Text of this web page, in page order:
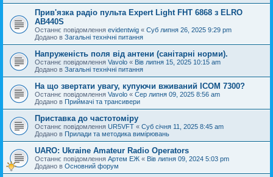
Прив'язка радіо пульта Expert Light FHT 6868 з ELRO
AB440S
Останнє повідомлення evidentwig « Суб липня 26, 2025 9:29 pm
Додано в Загальні технічні питання
Напруженість поля від антени (санітарні норми).
Останнє повідомлення Vavolo « Вів липня 15, 2025 10:15 am
Додано в Загальні технічні питання
На що звертати увагу, купуючи вживаний ICOM 7300?
Останнє повідомлення Vavolo « Сер липня 09, 2025 8:56 am
Додано в Приймачі та трансивери
Приставка до частотоміру
Останнє повідомлення UR5VFT « Суб січня 11, 2025 8:45 am
Додано в Прилади та методика вимірювань
UARO: Ukraine Аmateur Radio Operators
Останнє повідомлення Артем ЕЖ « Вів липня 09, 2024 5:03 pm
Додано в Основний форум